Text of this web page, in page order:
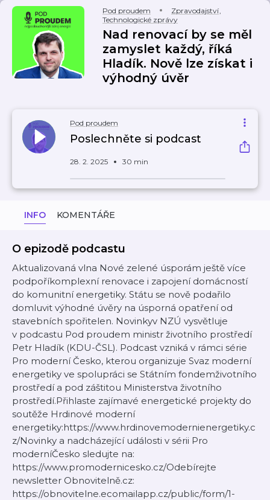
Pod proudem Zpravodajství,
Technologické zprávy
Nad renovací by se měl
zamyslet každý, říká
Hladík. Nově lze získat i
výhodný úvěr
Pod proudem
Poslechněte si podcast
28. 2. 2025 30 min
INFO KOMENTÁŘE
O epizodě podcastu
Aktualizovaná vlna Nové zelené úsporám ještě více
podpoříkomplexní renovace i zapojení domácností
do komunitní energetiky. Státu se nově podařilo
domluvit výhodné úvěry na úsporná opatření od
stavebních spořitelen. Novinkyv NZÚ vysvětluje
v podcastu Pod proudem ministr životního prostředí
Petr Hladík (KDU-ČSL). Podcast vzniká v rámci série
Pro moderní Česko, kterou organizuje Svaz moderní
energetiky ve spolupráci se Státním fondemživotního
prostředí a pod záštitou Ministerstva životního
prostředí.Přihlaste zajímavé energetické projekty do
soutěže Hrdinové moderní
energetiky:https://www.hrdinovemodernienergetiky.c
z/Novinky a nadcházející události v sérii Pro
moderníČesko sledujte na:
https://www.promodernicesko.cz/Odebírejte
newsletter Obnovitelně.cz:
https://obnovitelne.ecomailapp.cz/public/form/1-